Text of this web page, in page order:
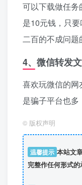
可以下载做任
是10元钱，只
二百的不成问题
4、微信转发
喜欢玩微信的
是骗子平台也多
© 版权声明
温馨提示 本站文
完整作任何形式的